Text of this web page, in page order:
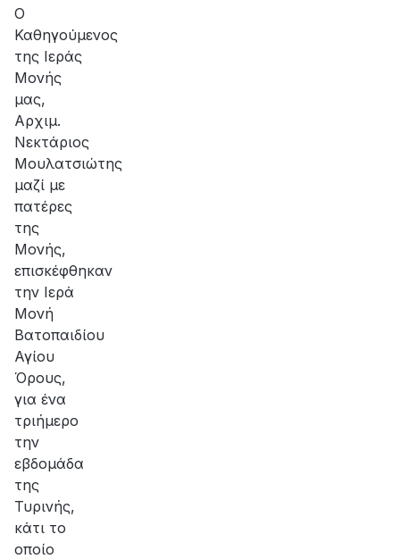
Ο
Καθηγούμενος
της Ιεράς
Μονής
μας,
Αρχιμ.
Νεκτάριος
Μουλατσιώτης
μαζί με
πατέρες
της
Μονής,
επισκέφθηκαν
την Ιερά
Μονή
Βατοπαιδίου
Αγίου
Όρους,
για ένα
τριήμερο
την
εβδομάδα
της
Τυρινής,
κάτι το
οποίο